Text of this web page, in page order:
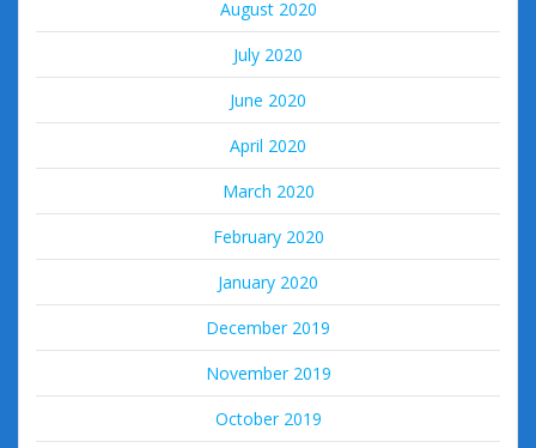
August 2020
July 2020
June 2020
April 2020
March 2020
February 2020
January 2020
December 2019
November 2019
October 2019